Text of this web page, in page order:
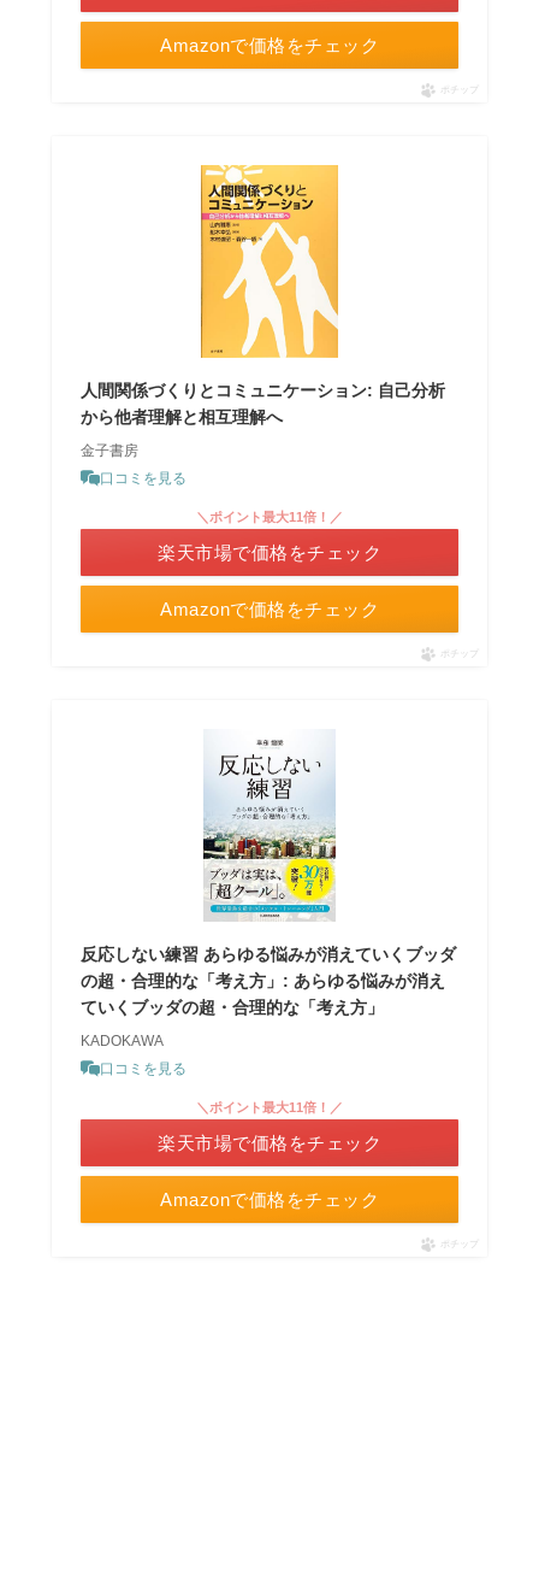
Amazonで価格をチェック
ポチップ
人間関係づくりとコミュニケーション: 自己分析
から他者理解と相互理解へ
金子書房
口コミを見る
Amazonで価格をチェック
＼ポイント最大11倍！／
楽天市場で価格をチェック
ポチップ
反応しない練習 あらゆる悩みが消えていくブッダ
の超・合理的な「考え方」: あらゆる悩みが消え
ていくブッダの超・合理的な「考え方」
KADOKAWA
口コミを見る
Amazonで価格をチェック
＼ポイント最大11倍！／
楽天市場で価格をチェック
ポチップ